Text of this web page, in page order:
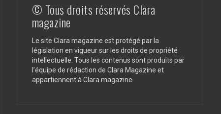
© Tous droits réservés Clara
magazine
Le site Clara magazine est protégé par la
législation en vigueur sur les droits de propriété
intellectuelle. Tous les contenus sont produits par
l’équipe de rédaction de Clara Magazine et
appartiennent à Clara magazine.